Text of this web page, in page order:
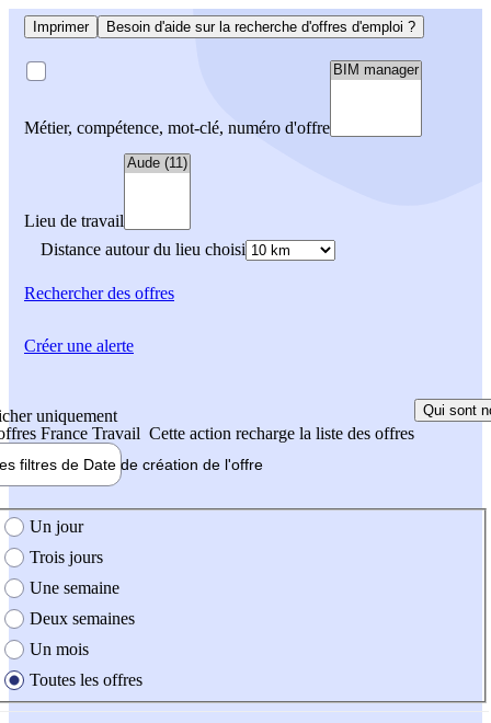
Imprimer Besoin d'aide sur la recherche d'offres d'emploi ?
Métier, compétence, mot-clé, numéro d'offre
Lieu de travail
Distance autour du lieu choisi
Rechercherdes offres
uniquement
France Travail Cette action recharge la liste des offres
Qui sont
filtres de Date de création de l'offre
création de l'offre
Un jour
Trois jours
Une semaine
Deux semaines
Un mois
Toutes les offres
Créer une alerte